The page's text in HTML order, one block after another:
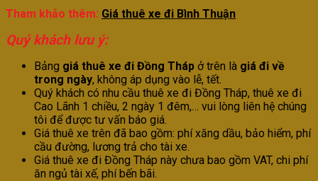
Tham khảo thêm: Giá thuê xe đi Bình Thuận
Quý khách lưu ý:
Bảng giá thuê xe đi Đồng Tháp ở trên là giá đi về
trong ngày, không áp dụng vào lễ, tết.
Quý khách có nhu cầu thuê xe đi Đồng Tháp, thuê xe đi
Cao Lãnh 1 chiều, 2 ngày 1 đêm,… vui lòng liên hệ chúng
tôi để được tư vấn báo giá.
Giá thuê xe trên đã bao gồm: phí xăng dầu, bảo hiểm, phí
cầu đường, lương trả cho tài xe.
Giá thuê xe đi Đồng Tháp này chưa bao gồm VAT, chi phí
ăn ngủ tài xế, phí bến bãi.